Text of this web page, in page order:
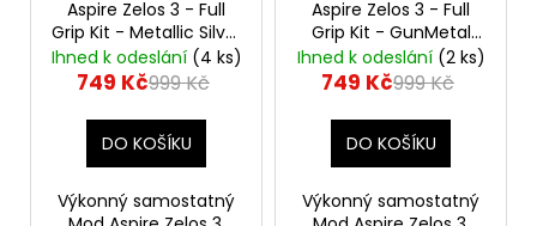
Aspire Zelos 3 - Full
Grip Kit - Metallic Silver
80W Mod, 3200mAh
Ihned k odeslání (4 ks)
749 Kč999 Kč
DO KOŠÍKU
Výkonný samostatný
Aspire Zelos 3 - Full
Grip Kit - GunMetal
80W Mod, 3200mAh
Ihned k odeslání (2 ks)
749 Kč999 Kč
DO KOŠÍKU
Výkonný samostatný